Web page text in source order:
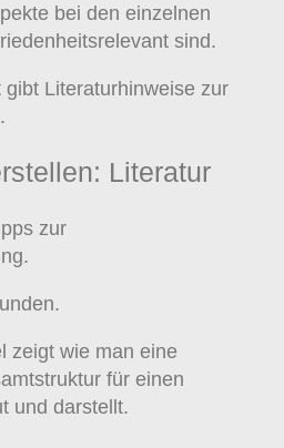
bei den einzelnen
sind.
gibt Literaturhinweise zur
Literatur
zur
zeigt wie man eine
für einen
und darstellt.